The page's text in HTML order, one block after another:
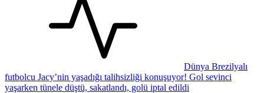
Dünya Brezilyalı
futbolcu Jacy’nin yaşadığı talihsizliği konuşuyor! Gol sevinci
yaşarken tünele düştü, sakatlandı, golü iptal edildi